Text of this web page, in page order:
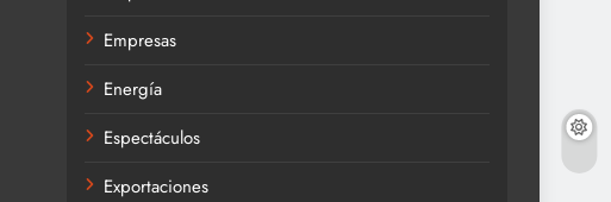
Empresas
Energía
Espectáculos
Exportaciones